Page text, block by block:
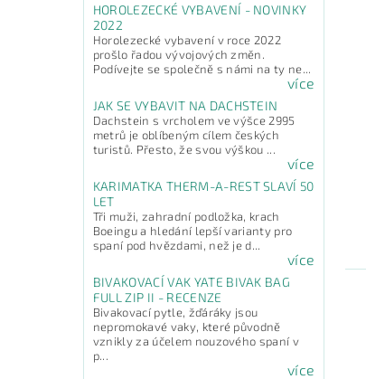
HOROLEZECKÉ VYBAVENÍ - NOVINKY
2022
Horolezecké vybavení v roce 2022
prošlo řadou vývojových změn.
Podívejte se společně s námi na ty ne...
více
JAK SE VYBAVIT NA DACHSTEIN
Dachstein s vrcholem ve výšce 2995
metrů je oblíbeným cílem českých
turistů. Přesto, že svou výškou ...
více
KARIMATKA THERM-A-REST SLAVÍ 50
LET
Tři muži, zahradní podložka, krach
Boeingu a hledání lepší varianty pro
spaní pod hvězdami, než je d...
více
BIVAKOVACÍ VAK YATE BIVAK BAG
FULL ZIP II - RECENZE
Bivakovací pytle, žďáráky jsou
nepromokavé vaky, které původně
vznikly za účelem nouzového spaní v
p...
více